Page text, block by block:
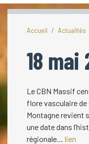
Accueil Actualités
18 mai
Le CBN Massif
flore vasculaire
Montagne revient
une date dans
régionale… lien